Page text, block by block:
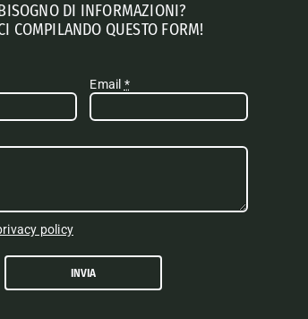
DI INFORMAZIONI?
COMPILANDO QUESTO FORM!
Email *
policy
INVIA